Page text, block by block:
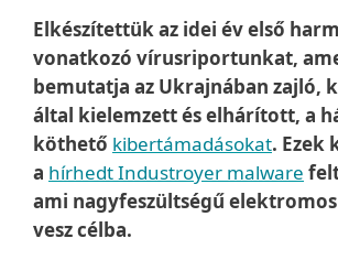
Elkészítettük az idei év első
vonatkozó vírusriportunkat,
bemutatja az Ukrajnában zajló,
által kielemzett és elhárított, a
köthető kibertámadásokat. Ezek
a hírhedt Industroyer malware
ami nagyfeszültségű
vesz célba.